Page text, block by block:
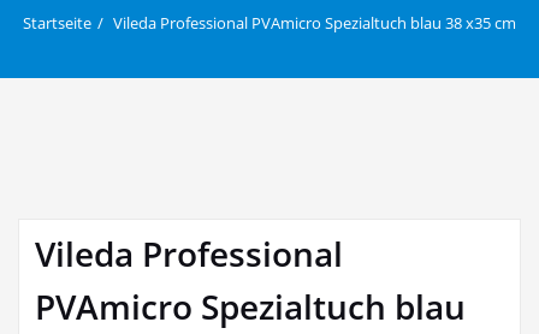
Startseite Vileda Professional PVAmicro Spezialtuch blau 38 x35 cm
Vileda Professional
PVAmicro Spezialtuch blau